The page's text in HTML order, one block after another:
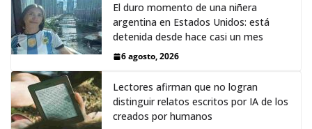
El duro momento de una niñera
argentina en Estados Unidos: está
detenida desde hace casi un mes
6 agosto, 2026
Lectores afirman que no logran
distinguir relatos escritos por IA de los
creados por humanos